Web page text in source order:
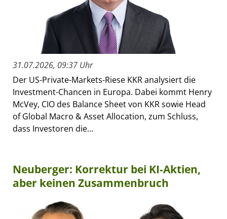
31.07.2026, 09:37 Uhr
Der US-Private-Markets-Riese KKR analysiert die
Investment-Chancen in Europa. Dabei kommt Henry
McVey, CIO des Balance Sheet von KKR sowie Head
of Global Macro & Asset Allocation, zum Schluss,
dass Investoren die...
Neuberger: Korrektur bei KI-Aktien,
aber keinen Zusammenbruch